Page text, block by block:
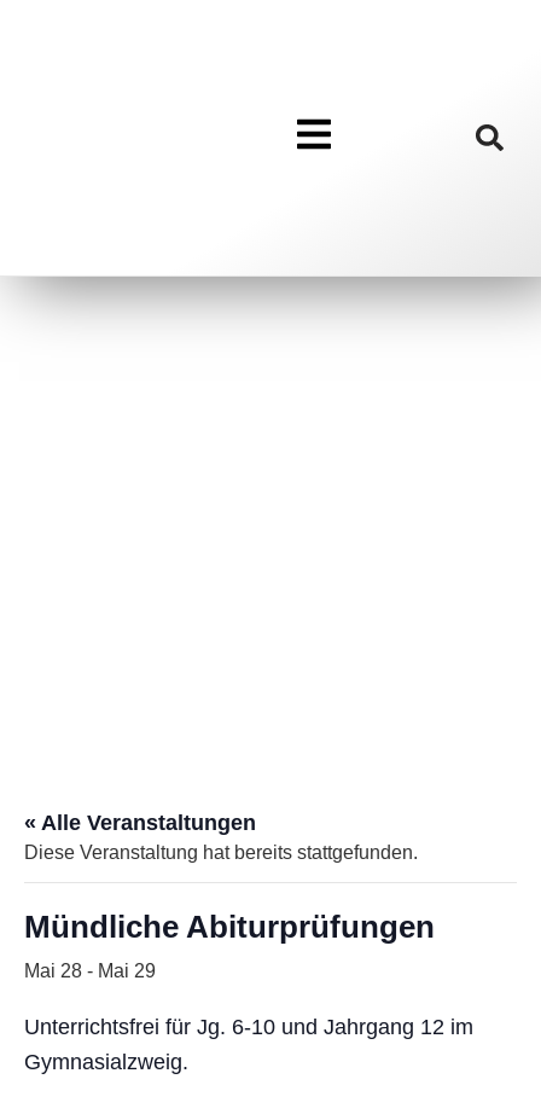
« Alle Veranstaltungen
Diese Veranstaltung hat bereits stattgefunden.
Mündliche Abiturprüfungen
Mai 28 - Mai 29
Unterrichtsfrei für Jg. 6-10 und Jahrgang 12 im
Gymnasialzweig.